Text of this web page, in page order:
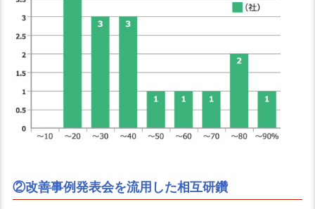
②改善事例発表会を流用した相互研鑽